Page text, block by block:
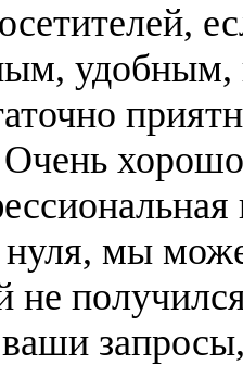
удобным,
нуля, мы
не